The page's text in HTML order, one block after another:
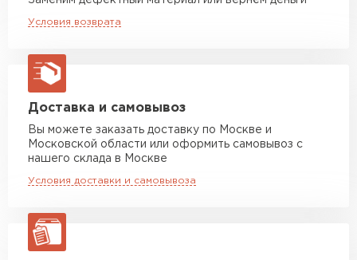
макс. длина груза 13,5 м
Манипулятор до 5 тн
макс. длина груза 6 м
Манипулятор до 10 тн
макс. длина груза 8 м
Манипулятор до 20 тн
Условия возврата
Доставка и самовывоз
Вы можете заказать доставку по Москве и
Московской области или оформить самовывоз с
нашего склада в Москве
Условия доставки и самовывоза